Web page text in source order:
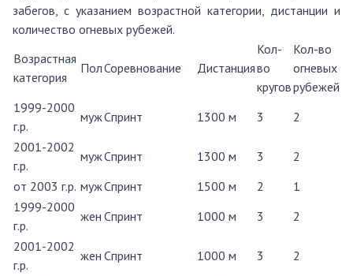
забегов, с указанием возрастной категории, дистанции и
количество огневых рубежей.
Возрастная
категория
ПолСоревнование Дистанция
Кол-
во
кругов
Кол-во
огневых
рубежей
1999-2000
г.р.
мужСпринт 1300 м 3
2
2001-2002
г.р.
мужСпринт 1300 м 3
2
от 2003 г.р. мужСпринт 1500 м 2
1
1999-2000
г.р.
жен Спринт 1000 м 3
2
2001-2002
г.р.
жен Спринт 1000 м 3
2